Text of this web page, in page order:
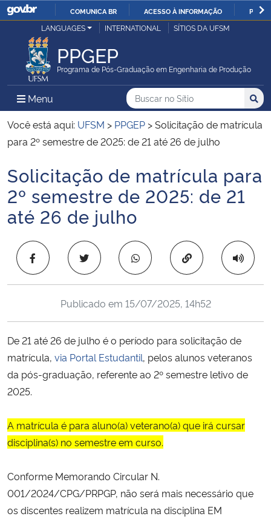
IR
COMUNICA BR ACESSO À INFORMAÇÃO
Ministério da Justiça e Segurança Pública
Ministério da Defesa
Ministério das Relações Exteriores
Ministério da Infraestrutura
Ministério da Agricultura, Pecuária e Abastecimento
Ministério da Educação
Ministério de Minas e Energia
Ministério da Ciência, Tecnologia, Inovações e Comunicações
Ministério do Turismo
Ministério do Desenvolvimento Regional
Controladoria-Geral da União
LANGUAGES INTERNATIONAL SÍTIOS DA UFSM
PPGEP
Programa de Pós-Graduação em Engenharia de Produção
Menu Menu Principal do Sítio
Busca
Buscar no no Sítio
Busca:
Você está aqui: UFSM > PPGEP >Solicitação de matrícula
para 2º semestre de 2025: de 21 até 26 de julho
Início do conteúdo
Solicitação de matrícula para
2º semestre de 2025: de 21
até 26 de julho
Copiar para área
Publicado em 15/07/2025, 14h52
De 21 até 26 de julho é o período para solicitação de
matrícula, via Portal Estudantil, pelos alunos veteranos
da pós-graduação, referente ao 2º semestre letivo de
2025.
A matrícula é para aluno(a) veterano(a) que irá cursar
disciplina(s) no semestre em curso.
Conforme Memorando Circular N.
001/2024/CPG/PRPGP, não será mais necessário que
os discentes realizem matrícula na disciplina EM